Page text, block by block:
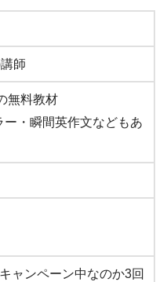
師
無料教材
ー・瞬間英作文などもあ
ャンペーン中なのか3回